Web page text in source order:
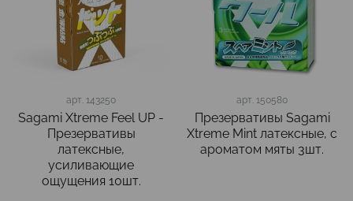
арт. 143250
Sagami Xtreme Feel UP -
Презервативы
латексные,
усиливающие
ощущения 10шт.
арт. 150580
Презервативы Sagami
Xtreme Mint латексные, с
ароматом мяты 3шт.